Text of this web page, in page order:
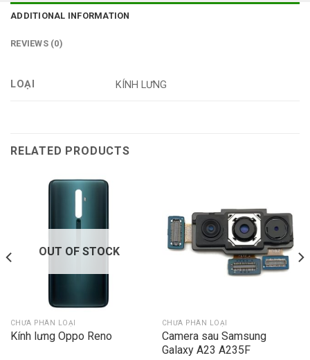
ADDITIONAL INFORMATION
REVIEWS (0)
LOẠI KÍNH LƯNG
RELATED PRODUCTS
OUT OF STOCK
CHƯA PHÂN LOẠI
Kính lưng Oppo Reno
CHƯA PHÂN LOẠI
Camera sau Samsung
Galaxy A23 A235F